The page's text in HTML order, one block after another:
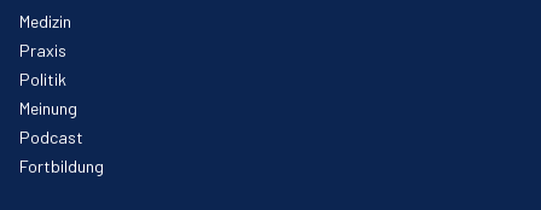
Medizin
Praxis
Politik
Meinung
Podcast
Fortbildung